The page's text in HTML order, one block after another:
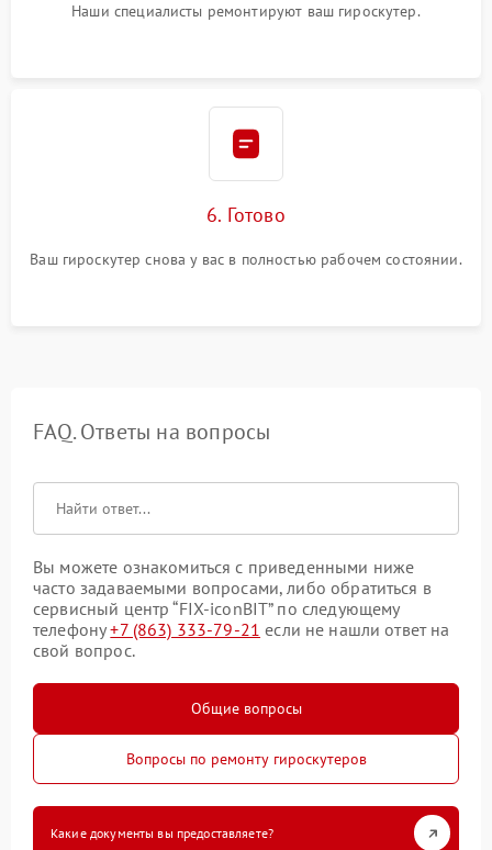
Наши специалисты ремонтируют ваш гироскутер.
6. Готово
Ваш гироскутер снова у вас в полностью рабочем состоянии.
FAQ. Ответы на вопросы
Вы можете ознакомиться с приведенными ниже
часто задаваемыми вопросами, либо обратиться в
сервисный центр “FIX-iconBIT” по следующему
телефону+7 (863) 333-79-21 если не нашли ответ на
свой вопрос.
Общие вопросы
Вопросы по ремонту гироскутеров
Какие документы вы предоставляете?